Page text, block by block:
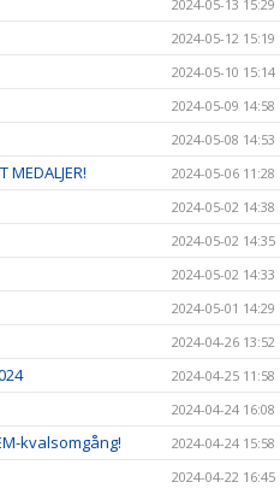
2024-05-13 15:29
2024-05-12 15:19
2024-05-10 15:14
2024-05-09 14:58
2024-05-08 14:53
MEDALJER! 2024-05-06 11:28
2024-05-02 14:38
2024-05-02 14:35
2024-05-02 14:33
2024-05-01 14:29
2024-04-26 13:52
2024-04-25 11:58
2024-04-24 16:08
kvalsomgång! 2024-04-24 15:58
2024-04-22 16:45